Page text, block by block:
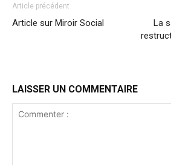
Article précédent
Article sur Miroir Social
La
LAISSER UN COMMENTAIRE